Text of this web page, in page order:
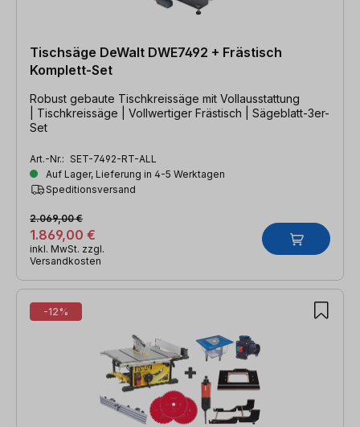
Tischsäge DeWalt DWE7492 + Frästisch
Komplett-Set
Robust gebaute Tischkreissäge mit Vollausstattung
| Tischkreissäge | Vollwertiger Frästisch | Sägeblatt-3er-
Set
Art.-Nr.: SET-7492-RT-ALL
Auf Lager, Lieferung in 4-5 Werktagen
Speditionsversand
1.869,00 €
2.069,00 €
inkl. MwSt. zzgl.
Versandkosten
-12%